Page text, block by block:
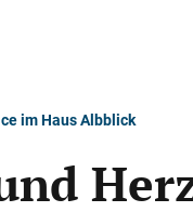
im Haus Albblick